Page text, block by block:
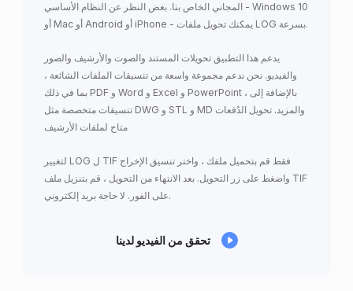
المجاني الخاص بنا. بغض النظر عن النظام الأساسي - Windows 10
أو Mac أو Android أو iPhone - يمكنك تحويل ملفات LOG بسرعة.
يدعم هذا التطبيق تحويلات المستند والصوت والأرشيف والصور
والفيديو. نحن ندعم مجموعة واسعة من تنسيقات الملفات الشائعة ،
بما في ذلك PDF و Word و Excel و PowerPoint ، بالإضافة إلى
تنسيقات متخصصة مثل DWG و STL و MD والمزيد. تحويل الدُفعات
متاح لملفات الأرشيف
لتغيير LOG ل TIF فقط قم بتحميل ملفك ، واختر تنسيق الإخراج
واضغط على زر التحويل. بعد الانتهاء من التحويل ، قم بتنزيل ملف TIF
على الفور. لا حاجة بريد إلكتروني.
تحقق من الفيديو لدينا